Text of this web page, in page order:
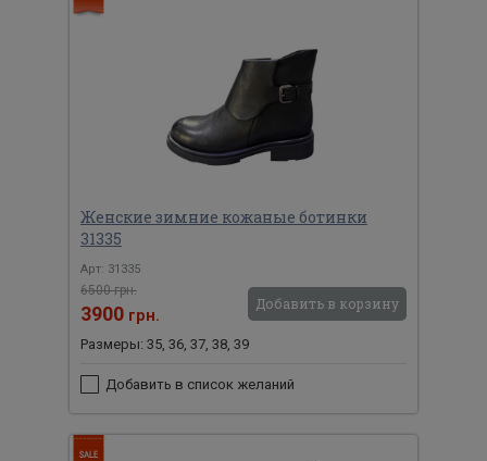
Женские зимние кожаные ботинки
31335
Арт: 31335
6500 грн.
3900 грн.
Добавить в корзину
Размеры: 35, 36, 37, 38, 39
Добавить в список желаний